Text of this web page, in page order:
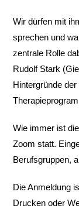
Wir dürfen mit
sprechen und
zentrale Rolle
Rudolf Stark
Hintergründe
Wie immer ist
Zoom statt.
Berufsgruppen,
Die Anmeldung
Drucken oder